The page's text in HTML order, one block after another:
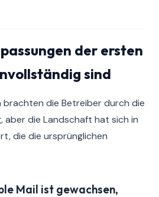
der ersten
sind
brachten die Betreiber durch die
aber die Landschaft hat sich in
die die ursprünglichen
Mail ist gewachsen,